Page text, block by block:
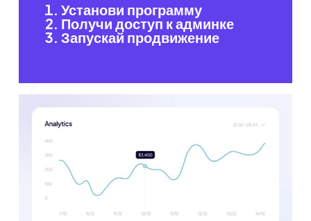
Установи программу
Получи доступ к админке
Запускай продвижение